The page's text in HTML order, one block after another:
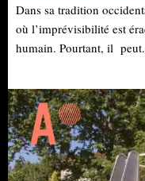
Dans sa tradition
où l’imprévisibilité est
humain. Pourtant, il